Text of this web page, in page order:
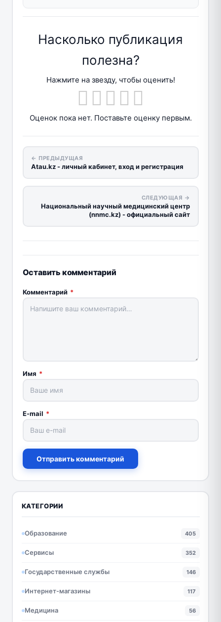
Насколько публикация
полезна?
Нажмите на звезду, чтобы оценить!
Оценок пока нет. Поставьте оценку первым.
← ПРЕДЫДУЩАЯ
Atau.kz - личный кабинет, вход и регистрация
СЛЕДУЮЩАЯ →
Национальный научный медицинский центр
(nnmc.kz) - официальный сайт
Оставить комментарий
Комментарий *
Имя *
E-mail *
Отправить комментарий
КАТЕГОРИИ
Образование 405
Сервисы 352
Государственные службы 146
Интернет-магазины 117
Медицина 56